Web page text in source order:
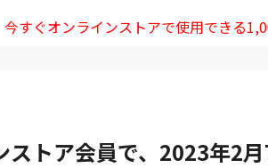
今すぐオンラインストアで使用できる
ストア会員で、2023年2